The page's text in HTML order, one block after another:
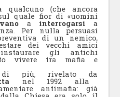
(che ancora
quale fior di «uomini
a interrogarsi a
Per nulla persuasi
di un nemico,
dei vecchi amici
gli antichi
vivere tra mafia e
di più, rivelato da
nel 1992 alla
antimafia: già